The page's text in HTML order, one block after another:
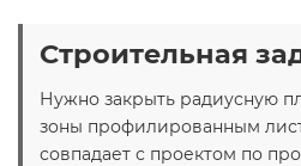
Строительная
Нужно закрыть радиусную
зоны профилированным
совпадает с проектом по